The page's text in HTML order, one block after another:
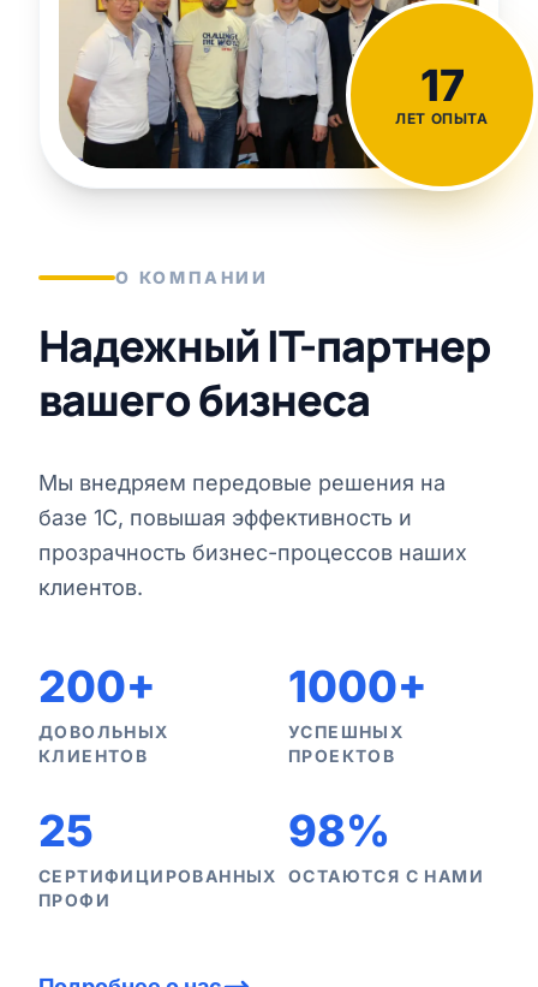
17
О КОМПАНИИ
Надежный IT-партнер
вашего бизнеса
Мы внедряем передовые решения на
базе 1С, повышая эффективность и
прозрачность бизнес-процессов наших
клиентов.
200+
ДОВОЛЬНЫХ
КЛИЕНТОВ
1000+
УСПЕШНЫХ
ПРОЕКТОВ
25
СЕРТИФИЦИРОВАННЫХ
ПРОФИ
98%
ОСТАЮТСЯ С НАМИ